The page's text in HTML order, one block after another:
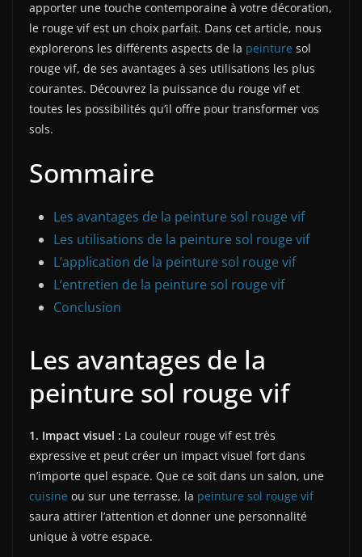
apporter une touche contemporaine à votre décoration,
le rouge vif est un choix parfait. Dans cet article, nous
explorerons les différents aspects de la peinture sol
rouge vif, de ses avantages à ses utilisations les plus
courantes. Découvrez la puissance du rouge vif et
toutes les possibilités qu’il offre pour transformer vos
sols.
Sommaire
Les avantages de la peinture sol rouge vif
Les utilisations de la peinture sol rouge vif
L’application de la peinture sol rouge vif
L’entretien de la peinture sol rouge vif
Conclusion
Les avantages de la
peinture sol rouge vif
1. Impact visuel : La couleur rouge vif est très
expressive et peut créer un impact visuel fort dans
n’importe quel espace. Que ce soit dans un salon, une
cuisine ou sur une terrasse, la peinture sol rouge vif
saura attirer l’attention et donner une personnalité
unique à votre espace.